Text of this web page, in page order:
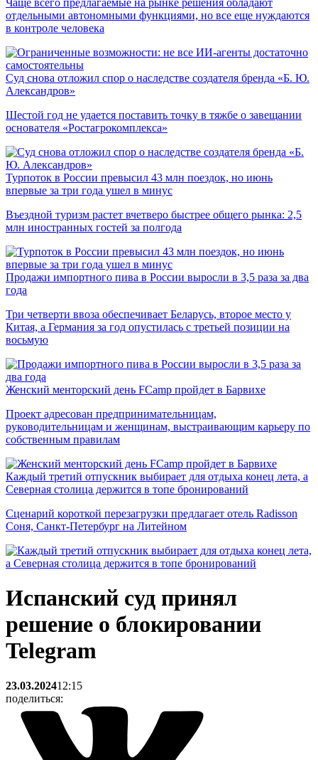
Чаще всего предлагаемые на рынке решения обладают
отдельными автономными функциями, но все еще нуждаются
в контроле человека
Суд снова отложил спор о наследстве создателя бренда «Б. Ю.
Александров»
Шестой год не удается поставить точку в тяжбе о завещании
основателя «Ростагрокомплекса»
Турпоток в России превысил 43 млн поездок, но июнь
впервые за три года ушел в минус
Въездной туризм растет вчетверо быстрее общего рынка: 2,5
млн иностранных гостей за полгода
Продажи импортного пива в России выросли в 3,5 раза за два
года
Три четверти ввоза обеспечивает Беларусь, второе место у
Китая, а Германия за год опустилась с третьей позиции на
восьмую
Женский менторский день FCamp пройдет в Барвихе
Проект адресован предпринимательницам,
руководительницам и женщинам, выстраивающим карьеру по
собственным правилам
Каждый третий отпускник выбирает для отдыха конец лета, а
Северная столица держится в топе бронирований
Сценарий короткой перезагрузки предлагает отель Radisson
Соня, Санкт-Петербург на Литейном
Испанский суд принял
решение о блокировании
Telegram
23.03.202412:15
поделиться: